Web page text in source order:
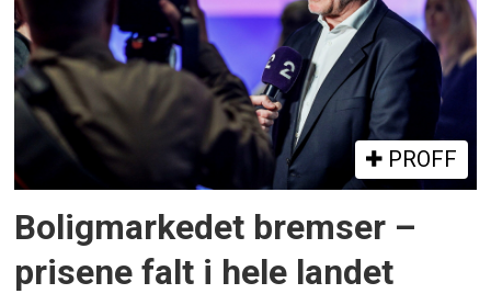
PROFF
Boligmarkedet bremser –
prisene falt i hele landet